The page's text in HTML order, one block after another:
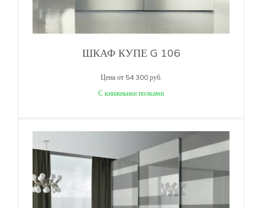
ШКАФ КУПЕ G 106
Цена от 54 300 руб.
С книжными полками